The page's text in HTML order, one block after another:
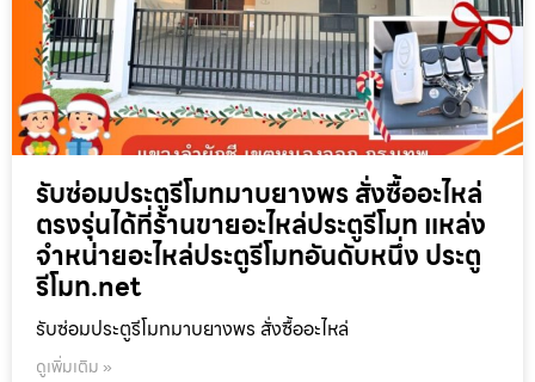
รับซ่อมประตูรีโมทมาบยางพร สั่งซื้ออะไหล่
ตรงรุ่นได้ที่ร้านขายอะไหล่ประตูรีโมท แหล่ง
จำหน่ายอะไหล่ประตูรีโมทอันดับหนึ่ง ประตู
รีโมท.net
รับซ่อมประตูรีโมทมาบยางพร สั่งซื้ออะไหล่
ดูเพิ่มเติม »